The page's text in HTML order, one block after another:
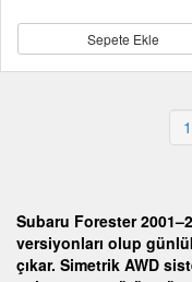
Sepete Ekle
1
Subaru Forester
versiyonları olup
çıkar. Simetrik AWD